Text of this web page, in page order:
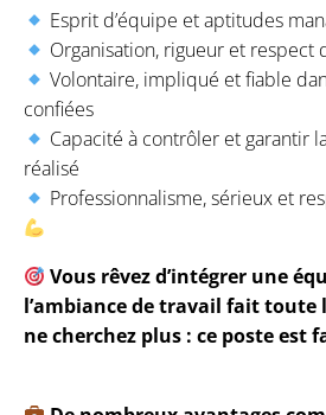
Esprit d’équipe et aptitudes
Organisation, rigueur et respect
Volontaire, impliqué et fiable
confiées
Capacité à contrôler et garantir
réalisé
Professionnalisme, sérieux et
Vous rêvez d’intégrer une
l’ambiance de travail fait toute
ne cherchez plus : ce poste est